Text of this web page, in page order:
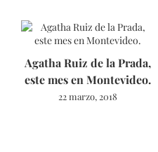
Agatha Ruiz de la Prada,
este mes en Montevideo.
22 marzo, 2018